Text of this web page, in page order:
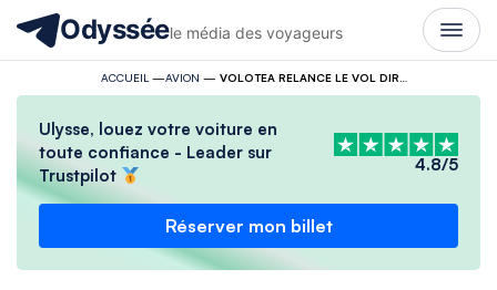
Odysséele média des voyageurs
ACCUEIL —AVION —
Ulysse, louez votre voiture en
toute confiance - Leader sur
Trustpilot
4.8/5
Réserver mon billet